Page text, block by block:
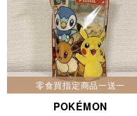
零食買指定商品一送一
POKÉMON